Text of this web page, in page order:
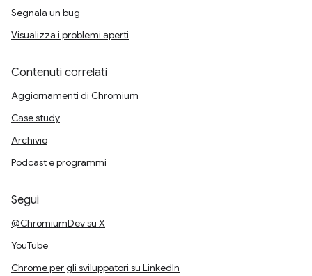
Segnala un bug
Visualizza i problemi aperti
Contenuti correlati
Aggiornamenti di Chromium
Case study
Archivio
Podcast e programmi
Segui
@ChromiumDev su X
YouTube
Chrome per gli sviluppatori su LinkedIn